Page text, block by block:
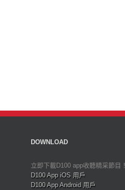
DOWNLOAD
立即下載D100 app收聽精采節目！
D100 App iOS 用戶
D100 App Android 用戶